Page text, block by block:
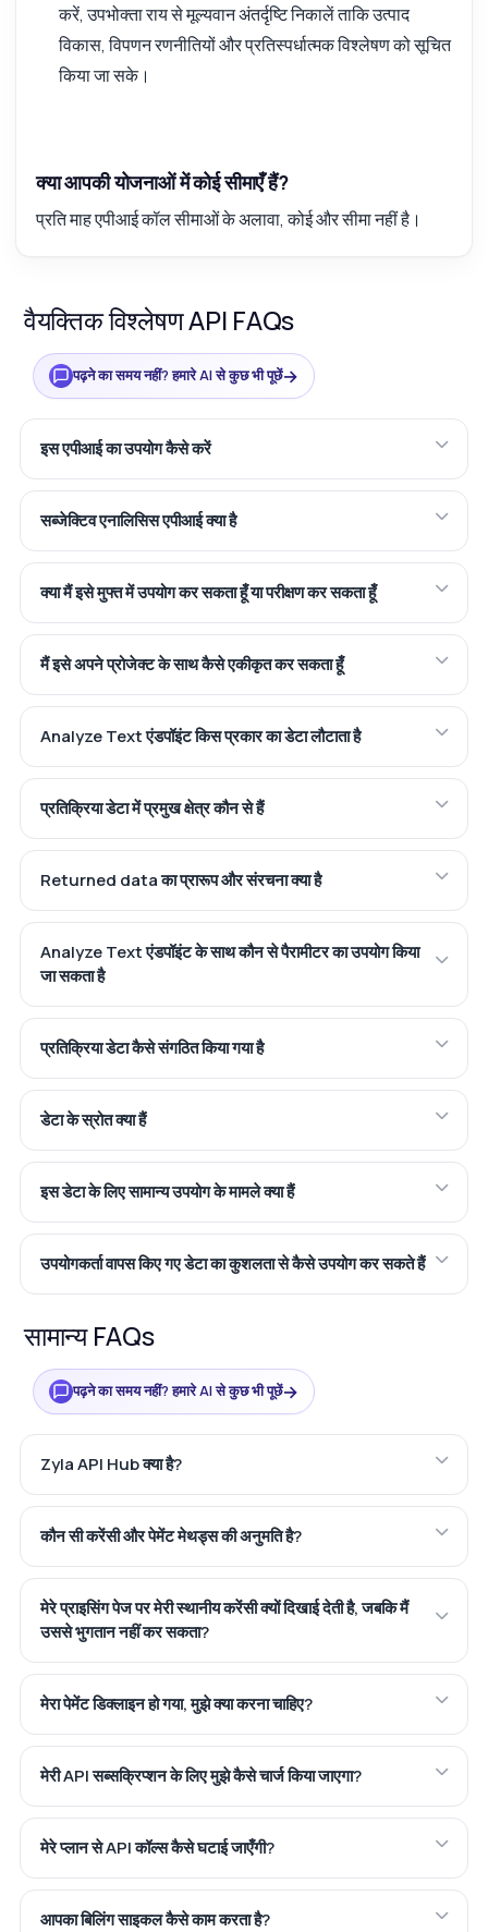
करें, उपभोक्ता राय से मूल्यवान अंतर्दृष्टि निकालें ताकि उत्पाद
विकास, विपणन रणनीतियों और प्रतिस्पर्धात्मक विश्लेषण को सूचित
किया जा सके।
क्या आपकी योजनाओं में कोई सीमाएँ हैं?
प्रति माह एपीआई कॉल सीमाओं के अलावा, कोई और सीमा नहीं है।
वैयक्तिक विश्लेषण API FAQs
पढ़ने का समय नहीं? हमारे AI से कुछ भी पूछें→
इस एपीआई का उपयोग कैसे करें
सब्जेक्टिव एनालिसिस एपीआई क्या है
क्या मैं इसे मुफ्त में उपयोग कर सकता हूँ या परीक्षण कर सकता हूँ
मैं इसे अपने प्रोजेक्ट के साथ कैसे एकीकृत कर सकता हूँ
Analyze Text एंडपॉइंट किस प्रकार का डेटा लौटाता है
प्रतिक्रिया डेटा में प्रमुख क्षेत्र कौन से हैं
Returned data का प्रारूप और संरचना क्या है
Analyze Text एंडपॉइंट के साथ कौन से पैरामीटर का उपयोग किया
जा सकता है
प्रतिक्रिया डेटा कैसे संगठित किया गया है
डेटा के स्रोत क्या हैं
इस डेटा के लिए सामान्य उपयोग के मामले क्या हैं
उपयोगकर्ता वापस किए गए डेटा का कुशलता से कैसे उपयोग कर सकते हैं
सामान्य FAQs
पढ़ने का समय नहीं? हमारे AI से कुछ भी पूछें→
Zyla API Hub क्या है?
कौन सी करेंसी और पेमेंट मेथड्स की अनुमति है?
मेरे प्राइसिंग पेज पर मेरी स्थानीय करेंसी क्यों दिखाई देती है, जबकि मैं
उससे भुगतान नहीं कर सकता?
मेरा पेमेंट डिक्लाइन हो गया, मुझे क्या करना चाहिए?
मेरी API सब्सक्रिप्शन के लिए मुझे कैसे चार्ज किया जाएगा?
मेरे प्लान से API कॉल्स कैसे घटाई जाएँगी?
आपका बिलिंग साइकल कैसे काम करता है?